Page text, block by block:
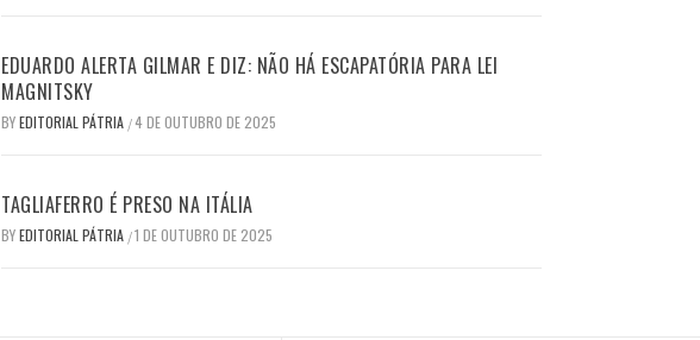
EDUARDO ALERTA GILMAR E DIZ: NÃO HÁ ESCAPATÓRIA PARA LEI
MAGNITSKY
BYEDITORIAL PÁTRIA /4 DE OUTUBRO DE 2025
TAGLIAFERRO É PRESO NA ITÁLIA
BYEDITORIAL PÁTRIA /1 DE OUTUBRO DE 2025